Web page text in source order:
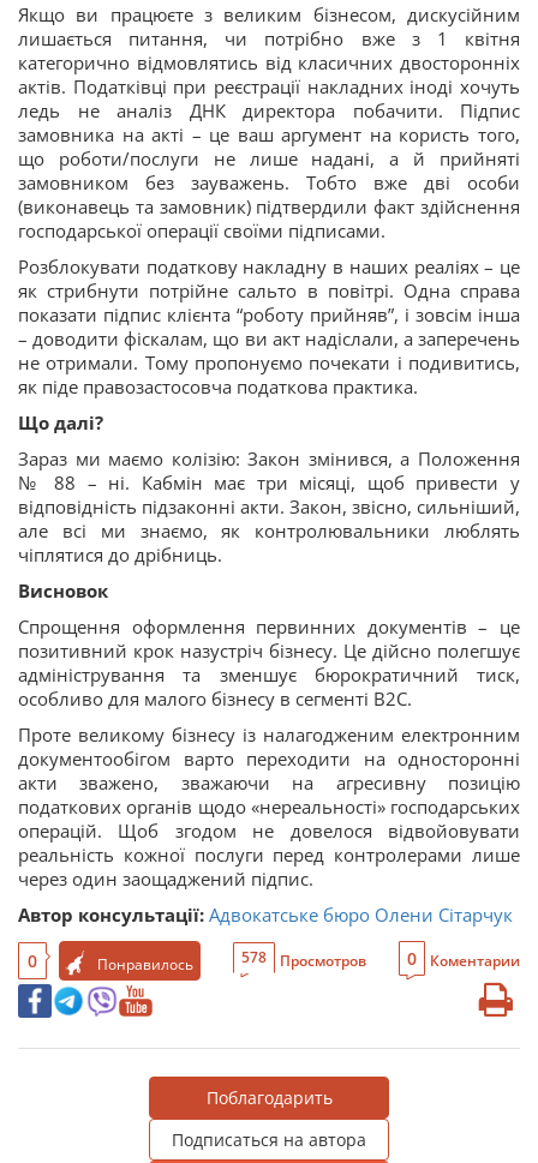
Якщо ви працюєте з великим бізнесом, дискусійним
лишається питання, чи потрібно вже з 1 квітня
категорично відмовлятись від класичних двосторонніх
актів. Податківці при реєстрації накладних іноді хочуть
ледь не аналіз ДНК директора побачити. Підпис
замовника на акті – це ваш аргумент на користь того,
що роботи/послуги не лише надані, а й прийняті
замовником без зауважень. Тобто вже дві особи
(виконавець та замовник) підтвердили факт здійснення
господарської операції своїми підписами.
Розблокувати податкову накладну в наших реаліях – це
як стрибнути потрійне сальто в повітрі. Одна справа
показати підпис клієнта “роботу прийняв”, і зовсім інша
– доводити фіскалам, що ви акт надіслали, а заперечень
не отримали. Тому пропонуємо почекати і подивитись,
як піде правозастосовча податкова практика.
Що далі?
Зараз ми маємо колізію: Закон змінився, а Положення
№ 88 – ні. Кабмін має три місяці, щоб привести у
відповідність підзаконні акти. Закон, звісно, сильніший,
але всі ми знаємо, як контролювальники люблять
чіплятися до дрібниць.
Висновок
Спрощення оформлення первинних документів – це
позитивний крок назустріч бізнесу. Це дійсно полегшує
адміністрування та зменшує бюрократичний тиск,
особливо для малого бізнесу в сегменті В2С.
Проте великому бізнесу із налагодженим електронним
документообігом варто переходити на односторонні
акти зважено, зважаючи на агресивну позицію
податкових органів щодо «нереальності» господарських
операцій. Щоб згодом не довелося відвойовувати
реальність кожної послуги перед контролерами лише
через один заощаджений підпис.
Автор консультації: Адвокатське бюро Олени Сітарчук
0 Понравилось 578 Просмотров 0 Коментарии
Поблагодарить
Подписаться на автора